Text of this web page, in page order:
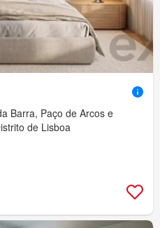
Barra, Paço de Arcos e
de Lisboa